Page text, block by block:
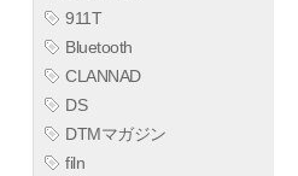
911T
Bluetooth
CLANNAD
DS
DTMマガジン
filn